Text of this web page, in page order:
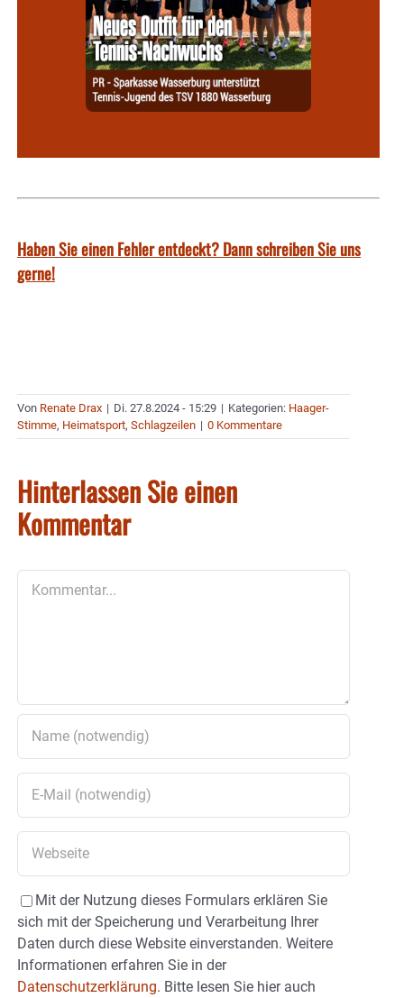
Haben Sie einen Fehler entdeckt? Dann schreiben Sie uns
gerne!
Von Renate Drax | Di. 27.8.2024 - 15:29 | Kategorien: Haager-
Stimme, Heimatsport, Schlagzeilen | 0 Kommentare
Hinterlassen Sie einen
Kommentar
Mit der Nutzung dieses Formulars erklären Sie
sich mit der Speicherung und Verarbeitung Ihrer
Daten durch diese Website einverstanden. Weitere
Informationen erfahren Sie in der
Datenschutzerklärung. Bitte lesen Sie hier auch